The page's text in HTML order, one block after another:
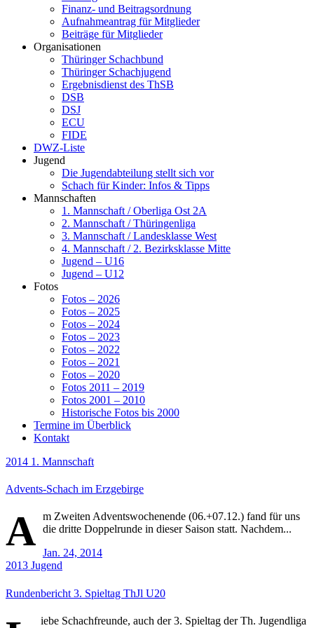
Finanz- und Beitragsordnung
Aufnahmeantrag für Mitglieder
Beiträge für Mitglieder
Organisationen
Thüringer Schachbund
Thüringer Schachjugend
Ergebnisdienst des ThSB
DSB
DSJ
ECU
FIDE
DWZ-Liste
Jugend
Die Jugendabteilung stellt sich vor
Schach für Kinder: Infos & Tipps
Mannschaften
1. Mannschaft / Oberliga Ost 2A
2. Mannschaft / Thüringenliga
3. Mannschaft / Landesklasse West
4. Mannschaft / 2. Bezirksklasse Mitte
Jugend – U16
Jugend – U12
Fotos
Fotos – 2026
Fotos – 2025
Fotos – 2024
Fotos – 2023
Fotos – 2022
Fotos – 2021
Fotos – 2020
Fotos 2011 – 2019
Fotos 2001 – 2010
Historische Fotos bis 2000
Termine im Überblick
Kontakt
2014 1. Mannschaft
Advents-Schach im Erzgebirge
A m Zweiten Adventswochenende (06.+07.12.) fand für uns
die dritte Doppelrunde in dieser Saison statt. Nachdem...
Jan. 24, 2014
2013 Jugend
Rundenbericht 3. Spieltag ThJl U20
iebe Schachfreunde, auch der 3. Spieltag der Th. Jugendliga